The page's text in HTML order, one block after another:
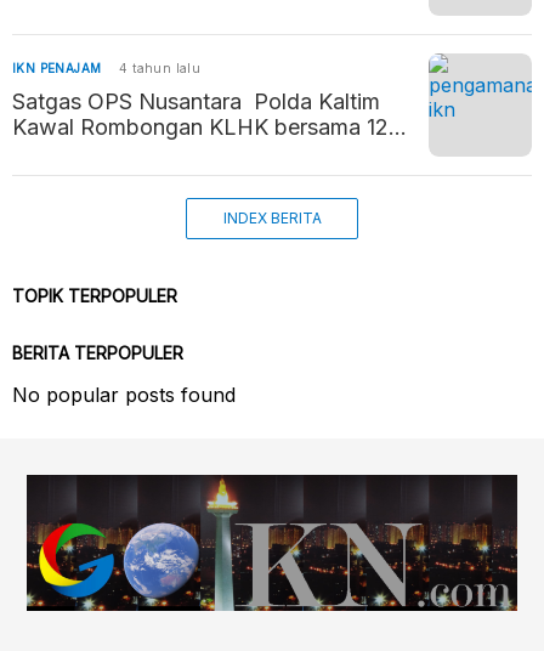
IKN PENAJAM 4 tahun lalu
Satgas OPS Nusantara Polda Kaltim
Kawal Rombongan KLHK bersama 12
saat Kunjungi IKN
INDEX BERITA
TOPIK TERPOPULER
BERITA TERPOPULER
No popular posts found